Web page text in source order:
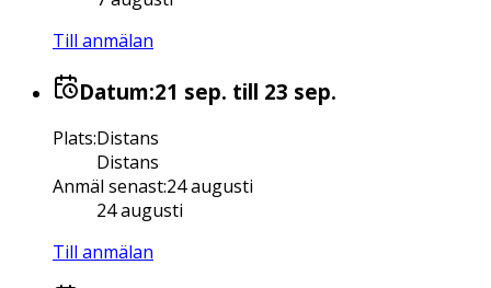
Till anmälan
Datum:21 sep. till 23 sep.
Plats:Distans
Distans
Anmäl senast:24 augusti
24 augusti
Till anmälan